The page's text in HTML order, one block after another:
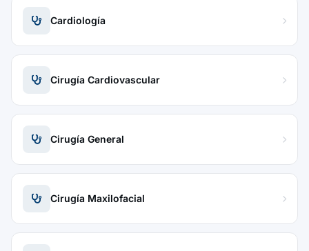
Cardiología
Cirugía Cardiovascular
Cirugía General
Cirugía Maxilofacial